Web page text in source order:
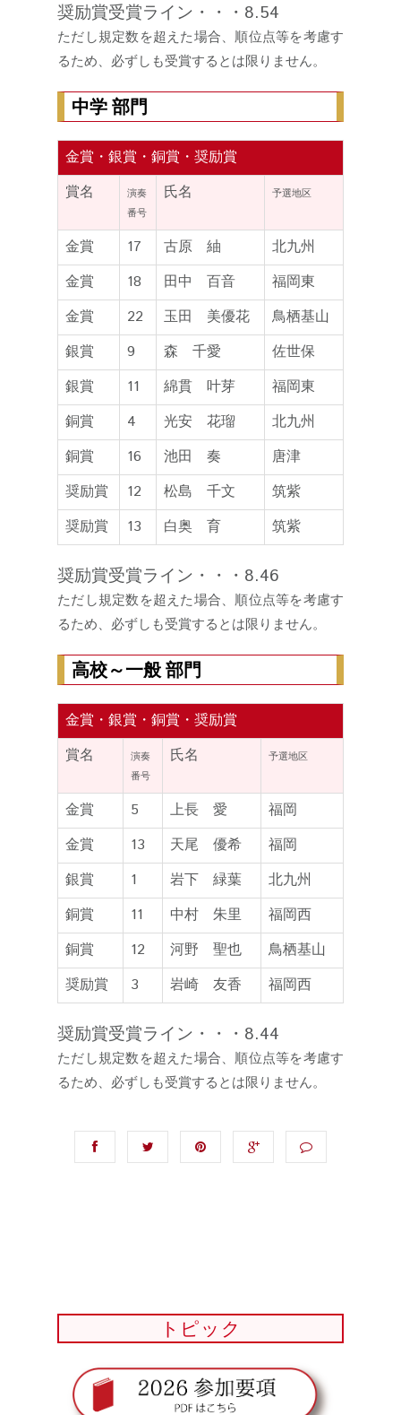
奨励賞受賞ライン・・・8.54
ただし規定数を超えた場合、順位点等を考慮す
るため、必ずしも受賞するとは限りません。
中学 部門
金賞・銀賞・銅賞・奨励賞
賞名
演奏
番号
氏名 予選地区
金賞 17 古原 紬
北九州
金賞
18 田中 百音
福岡東
金賞
22 玉田 美優花
鳥栖基山
銀賞
9 森 千愛
佐世保
銀賞
11 綿貫 叶芽
福岡東
銅賞
4 光安 花瑠
北九州
銅賞
16 池田 奏
唐津
奨励賞
12 松島 千文
筑紫
奨励賞
13 白奥 育 筑紫
奨励賞受賞ライン・・・8.46
ただし規定数を超えた場合、順位点等を考慮す
るため、必ずしも受賞するとは限りません。
高校～一般 部門
金賞・銀賞・銅賞・奨励賞
賞名
演奏
番号
氏名 予選地区
金賞 5 上長 愛
福岡
金賞
13 天尾 優希
福岡
銀賞
1 岩下 緑葉
北九州
銅賞
11 中村 朱里
福岡西
銅賞
12 河野 聖也
鳥栖基山
奨励賞
3 岩崎 友香 福岡西
奨励賞受賞ライン・・・8.44
ただし規定数を超えた場合、順位点等を考慮す
るため、必ずしも受賞するとは限りません。
トピック